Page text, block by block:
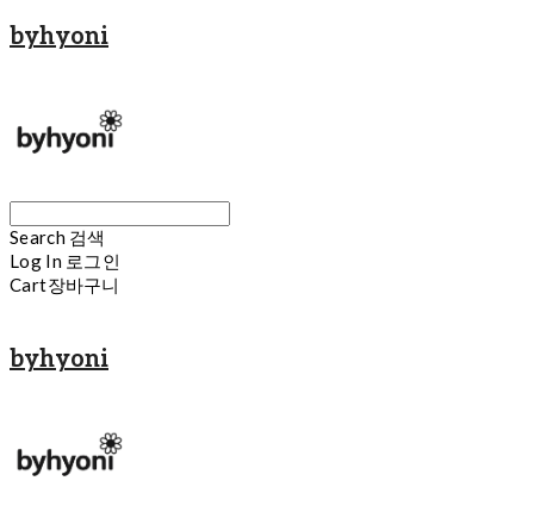
byhyoni
Search 검색
Log In 로그인
Cart장바구니
byhyoni